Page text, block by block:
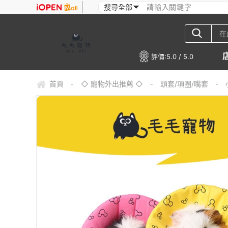
評價:5.0 / 5.0
首頁 - ◇ 寵物外出推薦 ◇ - 頭套/項圈/嘴套 -